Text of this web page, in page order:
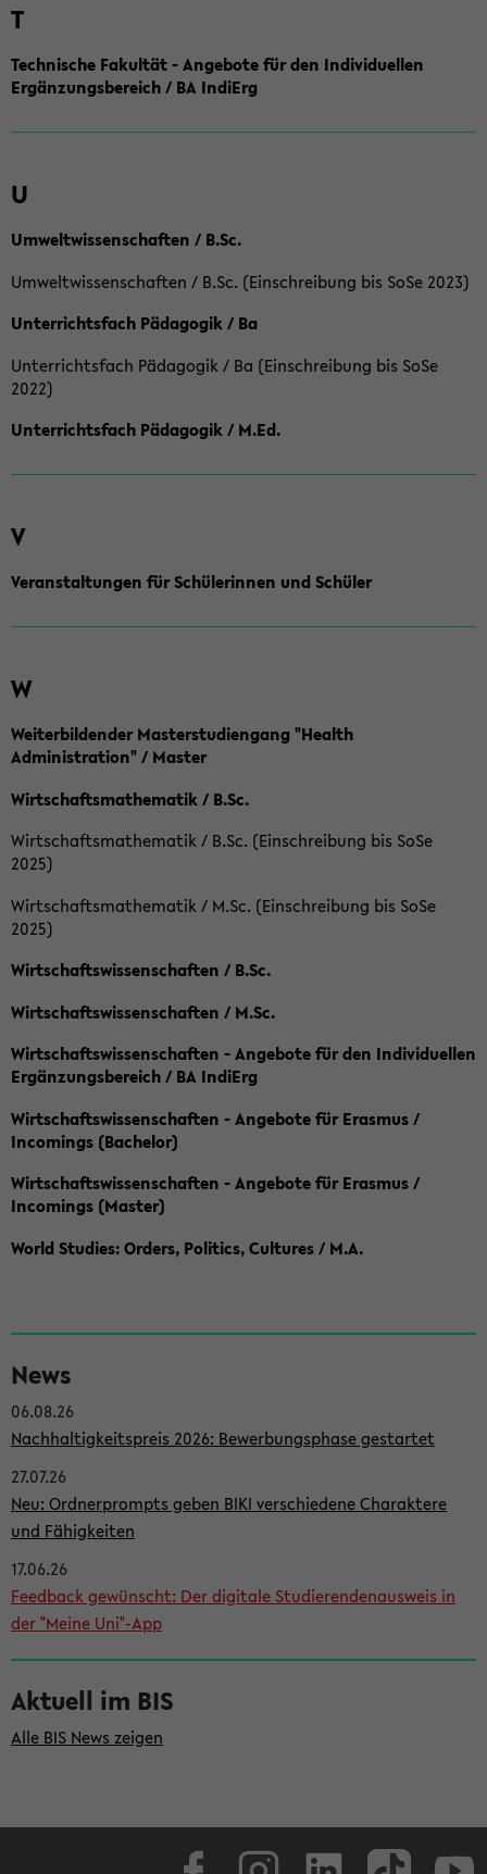
T
Technische Fakultät - Angebote für den Individuellen
Ergänzungsbereich / BA IndiErg
U
Umweltwissenschaften / B.Sc.
Umweltwissenschaften / B.Sc. (Einschreibung bis SoSe 2023)
Unterrichtsfach Pädagogik / Ba
Unterrichtsfach Pädagogik / Ba (Einschreibung bis SoSe
2022)
Unterrichtsfach Pädagogik / M.Ed.
V
Veranstaltungen für Schülerinnen und Schüler
W
Weiterbildender Masterstudiengang "Health
Administration" / Master
Wirtschaftsmathematik / B.Sc.
Wirtschaftsmathematik / B.Sc. (Einschreibung bis SoSe
2025)
Wirtschaftsmathematik / M.Sc. (Einschreibung bis SoSe
2025)
Wirtschaftswissenschaften / B.Sc.
Wirtschaftswissenschaften / M.Sc.
Wirtschaftswissenschaften - Angebote für den Individuellen
Ergänzungsbereich / BA IndiErg
Wirtschaftswissenschaften - Angebote für Erasmus /
Incomings (Bachelor)
Wirtschaftswissenschaften - Angebote für Erasmus /
Incomings (Master)
World Studies: Orders, Politics, Cultures / M.A.
e
i
t
e
n
l
e
i
s
t
e
News
06.08.26
Nachhaltigkeitspreis 2026: Bewerbungsphase gestartet
27.07.26
Neu: Ordnerprompts geben BIKI verschiedene Charaktere
und Fähigkeiten
17.06.26
Feedback gewünscht: Der digitale Studierendenausweis in
der "Meine Uni"-App
Aktuell im BIS
Alle BIS News zeigen